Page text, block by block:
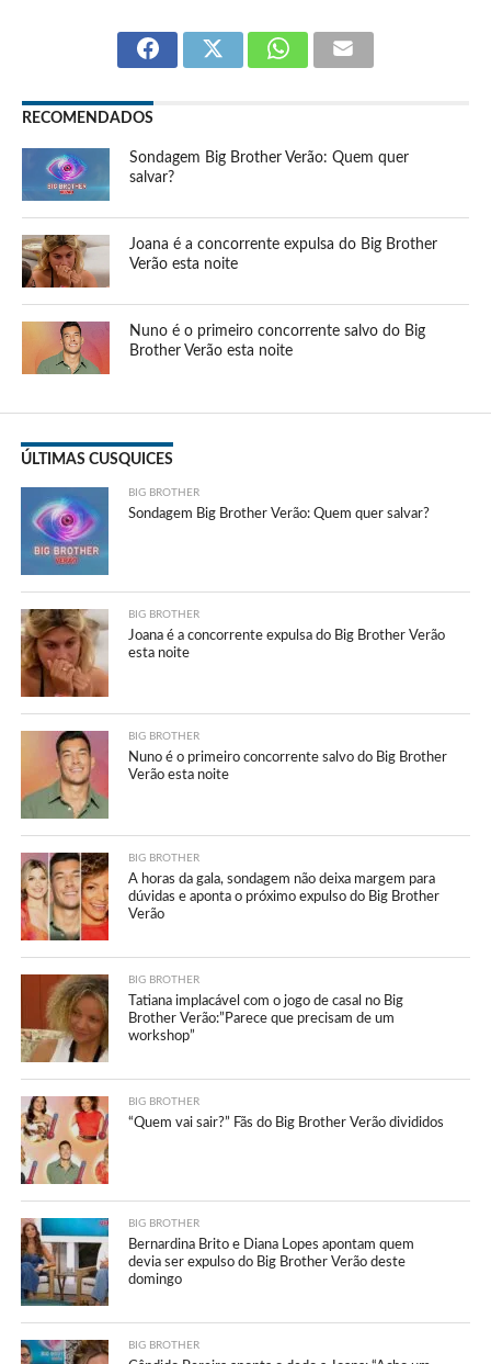
RECOMENDADOS
Sondagem Big Brother Verão: Quem quer
salvar?
Joana é a concorrente expulsa do Big Brother
Verão esta noite
Nuno é o primeiro concorrente salvo do Big
Brother Verão esta noite
ÚLTIMAS CUSQUICES
BIG BROTHER
Sondagem Big Brother Verão: Quem quer salvar?
BIG BROTHER
Joana é a concorrente expulsa do Big Brother Verão
esta noite
BIG BROTHER
Nuno é o primeiro concorrente salvo do Big Brother
Verão esta noite
BIG BROTHER
A horas da gala, sondagem não deixa margem para
dúvidas e aponta o próximo expulso do Big Brother
Verão
BIG BROTHER
Tatiana implacável com o jogo de casal no Big
Brother Verão:”Parece que precisam de um
workshop”
BIG BROTHER
“Quem vai sair?” Fãs do Big Brother Verão divididos
BIG BROTHER
Bernardina Brito e Diana Lopes apontam quem
devia ser expulso do Big Brother Verão deste
domingo
BIG BROTHER